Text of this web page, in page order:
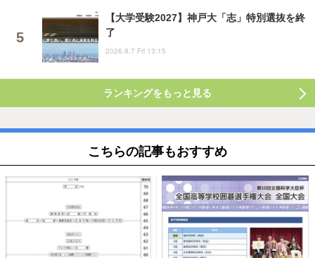
【大学受験2027】神戸大「志」特別選抜を終
了
2026.8.7 Fri 13:15
ランキングをもっと見る
こちらの記事もおすすめ